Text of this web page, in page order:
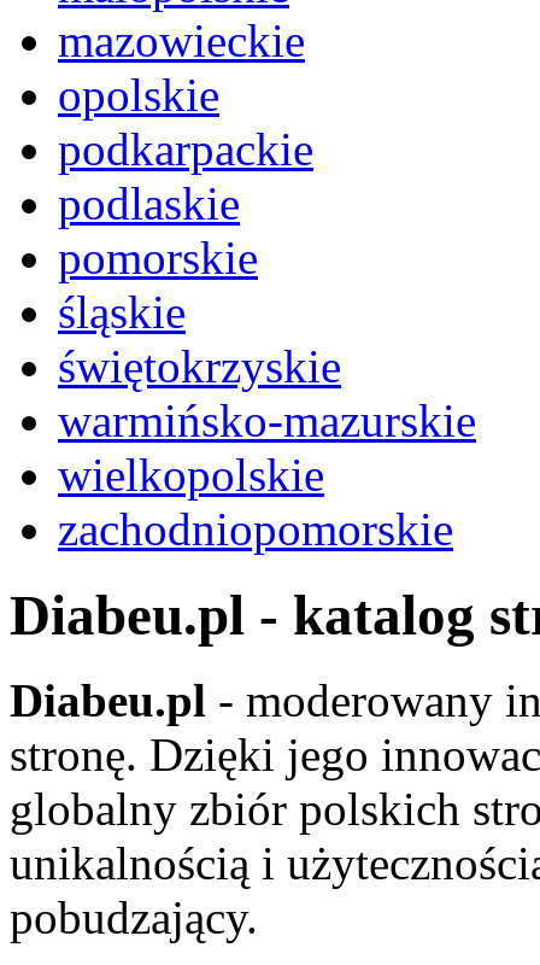
mazowieckie
opolskie
podkarpackie
podlaskie
pomorskie
śląskie
świętokrzyskie
warmińsko-mazurskie
wielkopolskie
zachodniopomorskie
Diabeu.pl - katalog
Diabeu.pl - moderowany
stronę. Dzięki jego
globalny zbiór polskich
unikalnością i
pobudzający.